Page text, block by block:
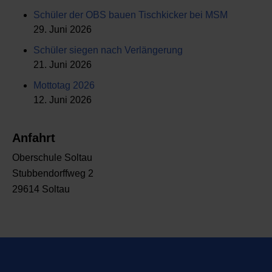
Schüler der OBS bauen Tischkicker bei MSM
29. Juni 2026
Schüler siegen nach Verlängerung
21. Juni 2026
Mottotag 2026
12. Juni 2026
Anfahrt
Oberschule Soltau
Stubbendorffweg 2
29614 Soltau